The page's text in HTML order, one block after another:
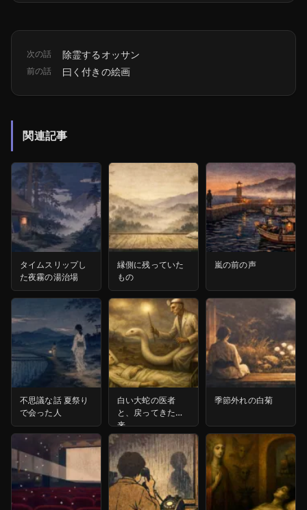
次の話 除霊するオッサン
前の話 曰く付きの絵画
関連記事
タイムスリップし
た夜霧の湯治場
縁側に残っていた
もの
嵐の前の声
不思議な話 夏祭り
で会った人
白い大蛇の医者
と、戻ってきた未
来
季節外れの白菊